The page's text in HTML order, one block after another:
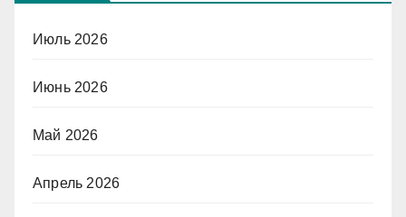
Июль 2026
Июнь 2026
Май 2026
Апрель 2026